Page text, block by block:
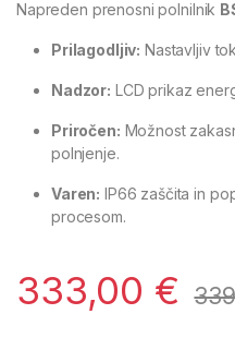
Napreden prenosni polnilnik
Prilagodljiv: Nastavljiv
Nadzor: LCD prikaz
Priročen: Možnost
polnjenje.
Varen: IP66 zaščita in
procesom.
333,00 €